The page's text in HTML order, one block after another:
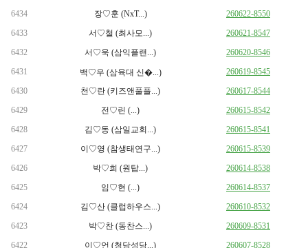
6434
장♡훈 (NxT...)
260622-8550
6433
서♡철 (최사모...)
260621-8547
6432
서♡욱 (삼익플랜...)
260620-8546
6431
백♡우 (삼육대 신�...)
260619-8545
6430
천♡란 (키즈앤풀플...)
260617-8544
6429
전♡린 (...)
260615-8542
6428
김♡동 (삼일교회...)
260615-8541
6427
이♡영 (참생태연구...)
260615-8539
6426
박♡희 (원탑...)
260614-8538
6425
임♡현 (...)
260614-8537
6424
김♡산 (클럽하우스...)
260610-8532
6423
박♡찬 (동찬스...)
260609-8531
6422
이♡언 (청담성당...) 260607-8528